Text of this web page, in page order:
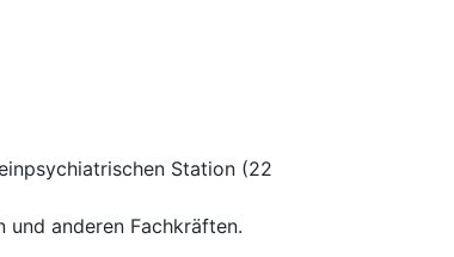
Station (22
und anderen Fachkräften.